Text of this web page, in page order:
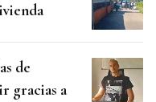
de
gracias a